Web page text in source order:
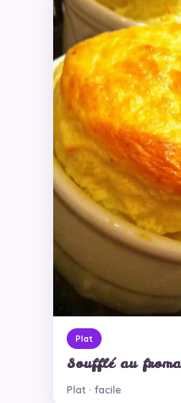
Plat
Soufflé au
Plat · facile